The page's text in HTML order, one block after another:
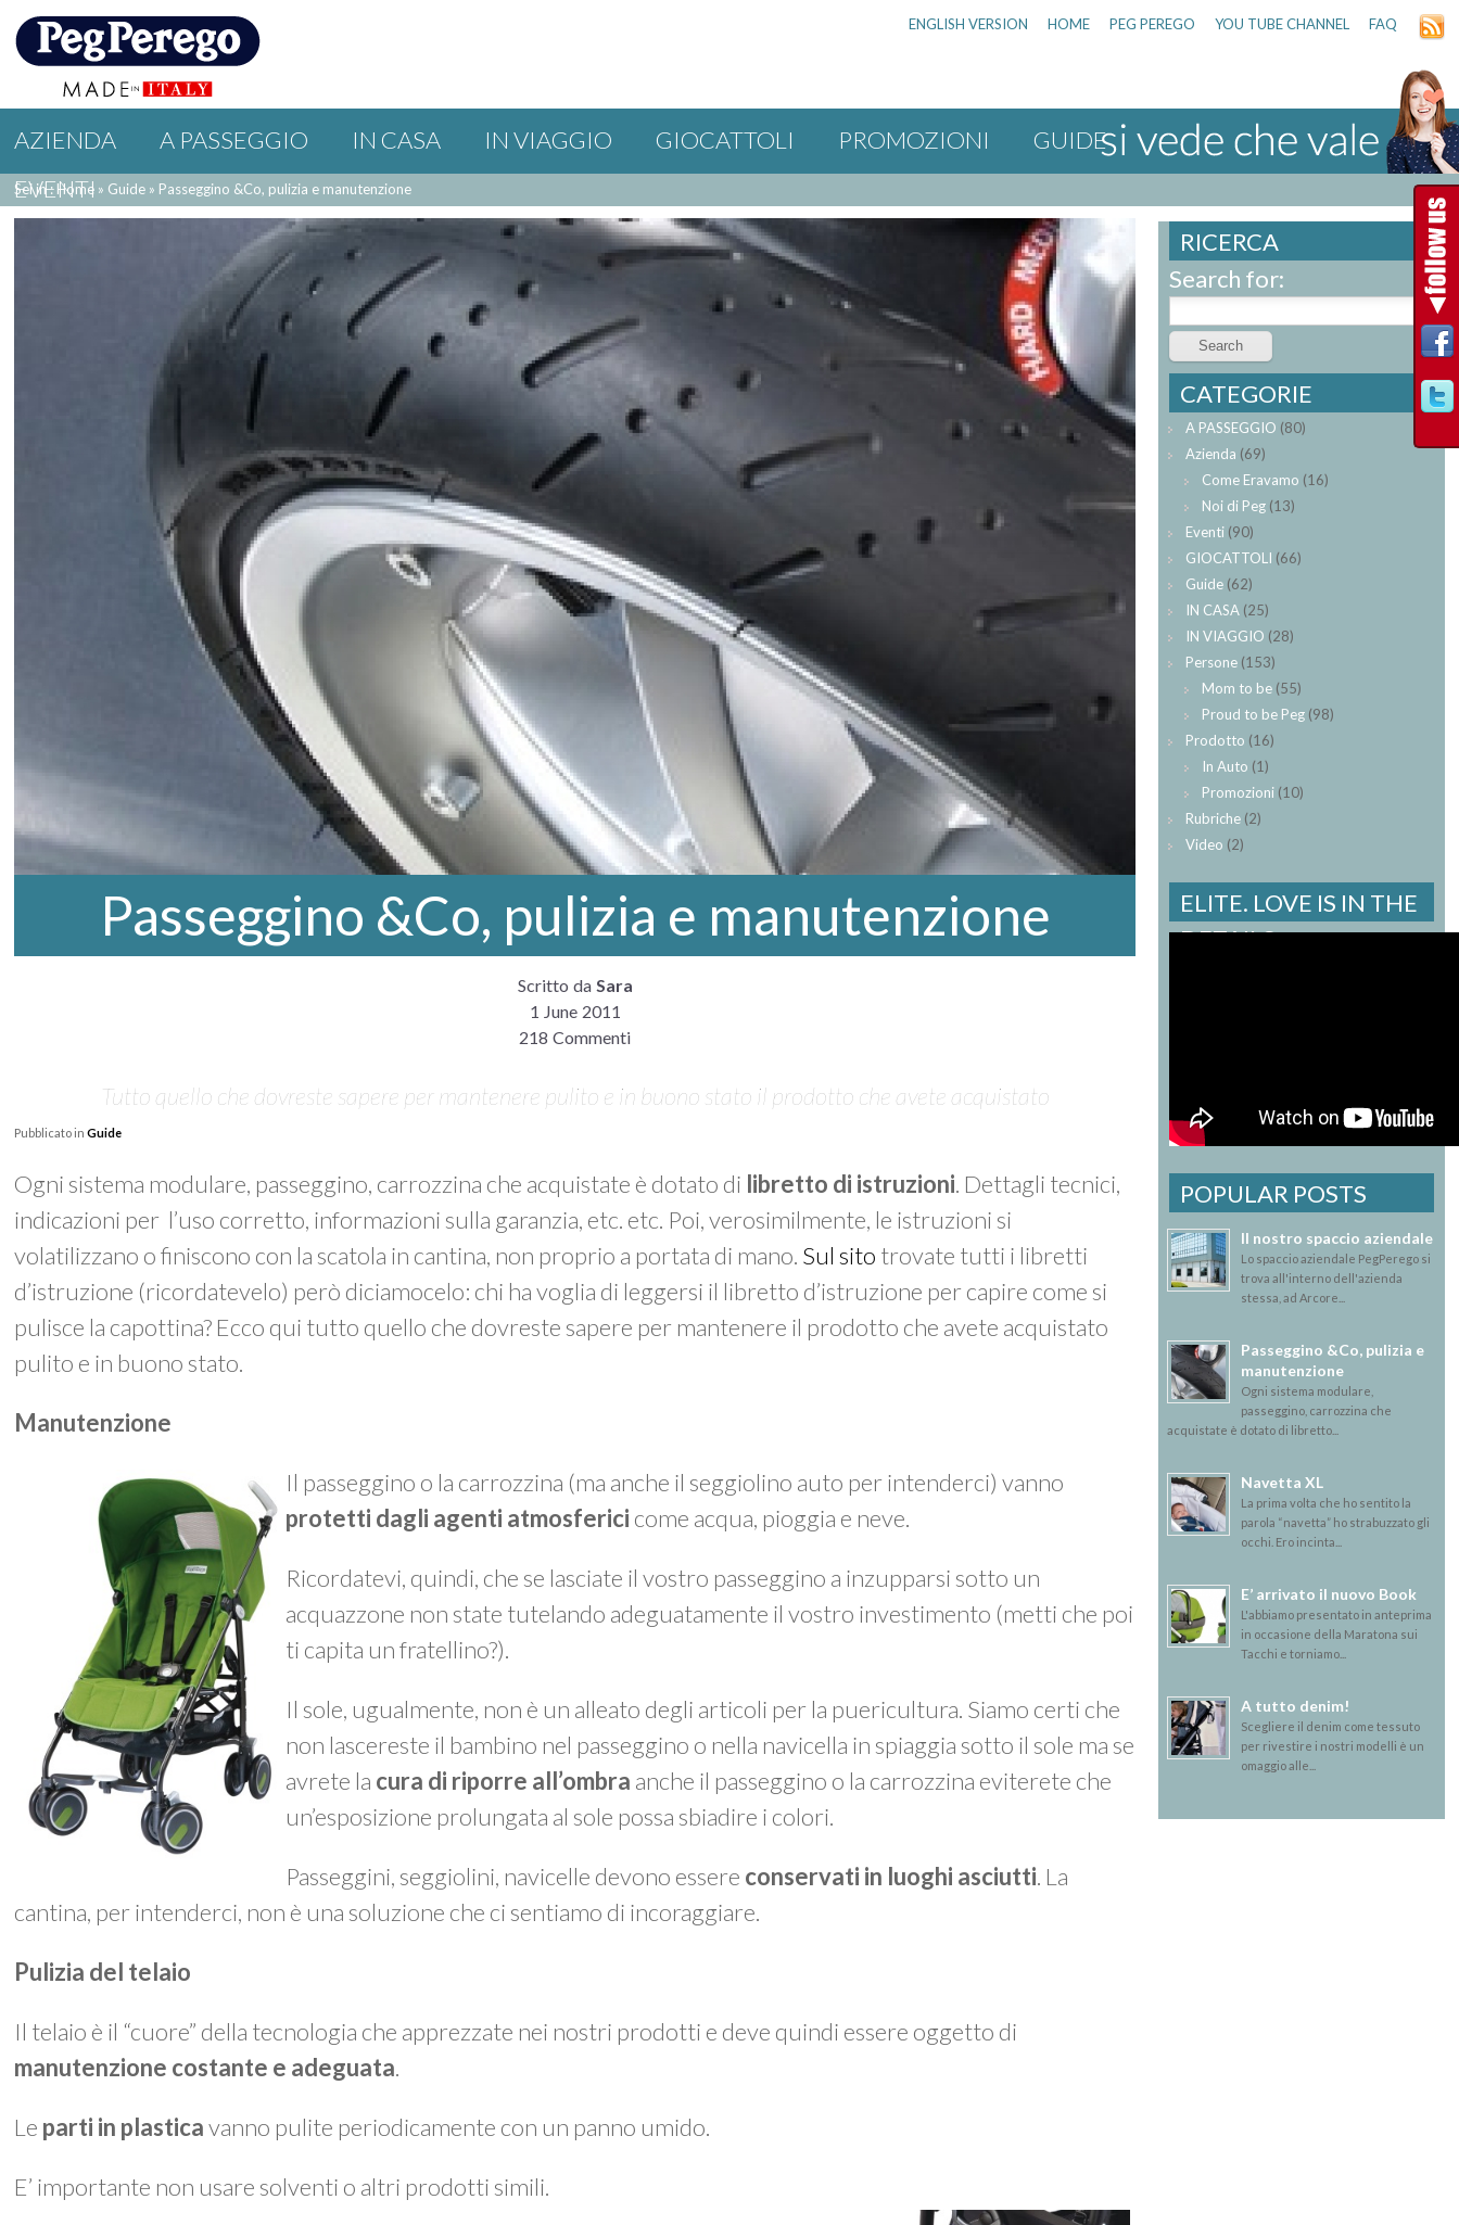
ENGLISH VERSION HOME PEG PEREGO YOU TUBE CHANNEL FAQ
AZIENDA A PASSEGGIO IN CASA IN VIAGGIO GIOCATTOLI PROMOZIONI
GUIDE
EVENTI
Sei in : Home » Guide » Passeggino &Co, pulizia e manutenzione
Passeggino &Co, pulizia e manutenzione
Scritto da Sara
1 June 2011
218 Commenti
Tutto quello che dovreste sapere per mantenere pulito e in buono stato il prodotto che avete acquistato
Pubblicato inGuide
Ogni sistema modulare, passeggino, carrozzina che acquistate è dotato di libretto di istruzioni. Dettagli tecnici,
indicazioni per l’uso corretto, informazioni sulla garanzia, etc. etc. Poi, verosimilmente, le istruzioni si
volatilizzano o finiscono con la scatola in cantina, non proprio a portata di mano. Sul sito trovate tutti i libretti
d’istruzione (ricordatevelo) però diciamocelo: chi ha voglia di leggersi il libretto d’istruzione per capire come si
pulisce la capottina? Ecco qui tutto quello che dovreste sapere per mantenere il prodotto che avete acquistato
pulito e in buono stato.
Manutenzione
Il passeggino o la carrozzina (ma anche il seggiolino auto per intenderci) vanno
protetti dagli agenti atmosferici come acqua, pioggia e neve.
Ricordatevi, quindi, che se lasciate il vostro passeggino a inzupparsi sotto un
acquazzone non state tutelando adeguatamente il vostro investimento (metti che poi
ti capita un fratellino?).
Il sole, ugualmente, non è un alleato degli articoli per la puericultura. Siamo certi che
non lascereste il bambino nel passeggino o nella navicella in spiaggia sotto il sole ma se
avrete la cura di riporre all’ombra anche il passeggino o la carrozzina eviterete che
un’esposizione prolungata al sole possa sbiadire i colori.
Passeggini, seggiolini, navicelle devono essere conservati in luoghi asciutti. La
cantina, per intenderci, non è una soluzione che ci sentiamo di incoraggiare.
Pulizia del telaio
Il telaio è il “cuore” della tecnologia che apprezzate nei nostri prodotti e deve quindi essere oggetto di
manutenzione costante e adeguata.
Le parti in plasticavanno pulite periodicamente con un panno umido.
E’ importante non usare solventi o altri prodotti simili.
RICERCA
Search for:
CATEGORIE
A PASSEGGIO (80)
Azienda (69)
Come Eravamo (16)
Noi di Peg (13)
Eventi (90)
GIOCATTOLI (66)
Guide (62)
IN CASA (25)
IN VIAGGIO (28)
Persone (153)
Mom to be (55)
Proud to be Peg (98)
Prodotto (16)
In Auto (1)
Promozioni (10)
Rubriche (2)
Video (2)
ELITE. LOVE IS IN THE
DETAILS.
POPULAR POSTS
Il nostro spaccio aziendale
Lo spaccio aziendale PegPerego si
trova all'interno dell'azienda
stessa, ad Arcore...
Passeggino &Co, pulizia e
manutenzione
Ogni sistema modulare,
passeggino, carrozzina che
acquistate è dotato di libretto...
Navetta XL
La prima volta che ho sentito la
parola “navetta” ho strabuzzato gli
occhi. Ero incinta...
E’ arrivato il nuovo Book
L'abbiamo presentato in anteprima
in occasione della Maratona sui
Tacchi e torniamo...
A tutto denim!
Scegliere il denim come tessuto
per rivestire i nostri modelli è un
omaggio alle...